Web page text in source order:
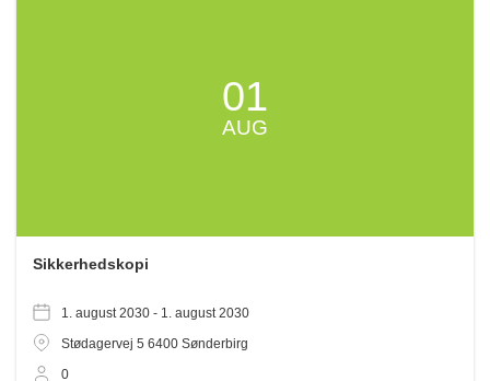
01
AUG
Sikkerhedskopi
1. august 2030 - 1. august 2030
Stødagervej 5 6400 Sønderbirg
0